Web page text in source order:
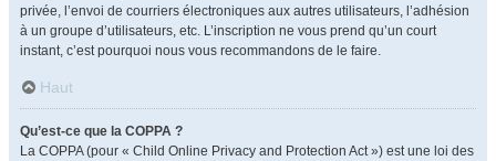
privée, l’envoi de courriers électroniques aux autres utilisateurs, l’adhésion
à un groupe d’utilisateurs, etc. L’inscription ne vous prend qu’un court
instant, c’est pourquoi nous vous recommandons de le faire.
Haut
Qu’est-ce que la COPPA ?
La COPPA (pour « Child Online Privacy and Protection Act ») est une loi des